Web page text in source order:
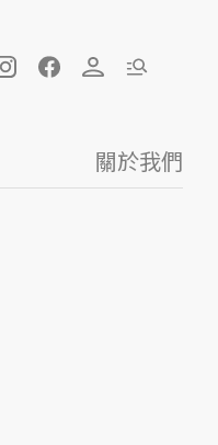
關於我們